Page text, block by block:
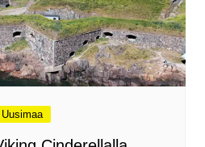
Uusimaa